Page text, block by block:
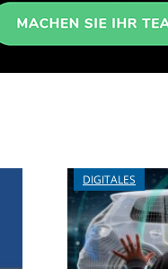
DIGITALES